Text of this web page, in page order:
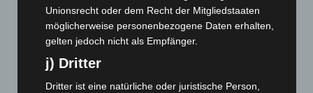
Oktober 2024(93)
September 2024(112)
August 2024 (107)
Unionsrecht oder dem Recht der Mitgliedstaaten
möglicherweise personenbezogene Daten erhalten,
gelten jedoch nicht als Empfänger.
j) Dritter
Dritter ist eine natürliche oder juristische Person,